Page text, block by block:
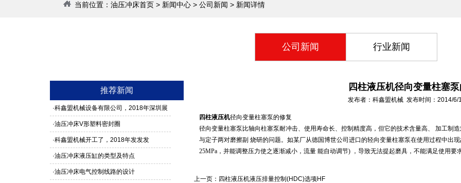
当前位置： 油压冲床首页 > 新闻中心 > 公司新闻 > 新闻详情
公司新闻 行业新闻
推荐新闻
·科鑫盟机械设备有限公司，2018年深圳展
馆3G24号，欢迎新老客户莅临参观
·油压冲床V形塑料密封圈
·科鑫盟机械开工了，2018年发发发
·油压冲床液压缸的类型及特点
·油压冲床电气控制线路的设计
四柱液压机径向变量柱塞
发布者：科鑫盟机械 发布时间：2014/6/
四柱液压机径向变量柱塞泵的修复
径向变量柱塞泵比轴向柱塞泵耐冲击、使用寿命长、控制精度高，但它的技术含量高、 加工制
与定子两对磨擦副 烧研的问题。如某厂从德国博世公司进口的轻向变量柱塞泵在使用过程中出
25MPa，并能调整压力使之逐渐减小，流量 能自动调节) ，导致无法提起磨具，不能满足使用要
上一页： 四柱液压机液压排量控制(HDC)选项HF